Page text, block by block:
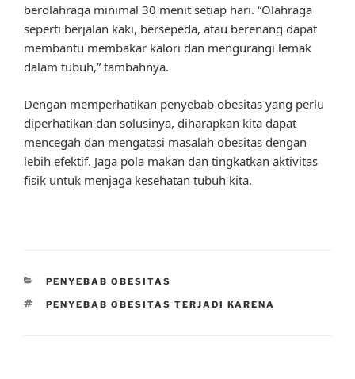
berolahraga minimal 30 menit setiap hari. “Olahraga
seperti berjalan kaki, bersepeda, atau berenang dapat
membantu membakar kalori dan mengurangi lemak
dalam tubuh,” tambahnya.
Dengan memperhatikan penyebab obesitas yang perlu
diperhatikan dan solusinya, diharapkan kita dapat
mencegah dan mengatasi masalah obesitas dengan
lebih efektif. Jaga pola makan dan tingkatkan aktivitas
fisik untuk menjaga kesehatan tubuh kita.
CATEGORIES
PENYEBAB OBESITAS
TAGS
PENYEBAB OBESITAS TERJADI KARENA